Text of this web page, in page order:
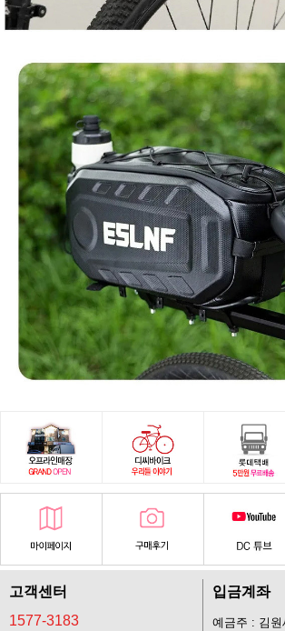
고객센터
1577-3183
입금계좌
예금주 : 김원